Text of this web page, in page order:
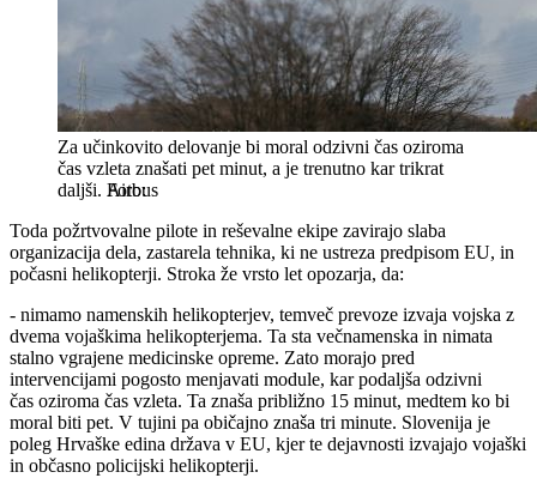
Za učinkovito delovanje bi moral odzivni čas oziroma
čas vzleta znašati pet minut, a je trenutno kar trikrat
daljši. Airbus
Toda požrtvovalne pilote in reševalne ekipe zavirajo slaba
organizacija dela, zastarela tehnika, ki ne ustreza predpisom EU, in
počasni helikopterji. Stroka že vrsto let opozarja, da:
- nimamo namenskih helikopterjev, temveč prevoze izvaja vojska z
dvema vojaškima helikopterjema. Ta sta večnamenska in nimata
stalno vgrajene medicinske opreme. Zato morajo pred
intervencijami pogosto menjavati module, kar podaljša odzivni
čas oziroma čas vzleta. Ta znaša približno 15 minut, medtem ko bi
moral biti pet. V tujini pa običajno znaša tri minute. Slovenija je
poleg Hrvaške edina država v EU, kjer te dejavnosti izvajajo vojaški
in občasno policijski helikopterji.